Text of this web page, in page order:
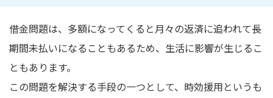
借金問題は、多額になってくると月々の返済に追われて長
期間未払いになることもあるため、生活に影響が生じるこ
ともあります。
この問題を解決する手段の一つとして、時効援用というも